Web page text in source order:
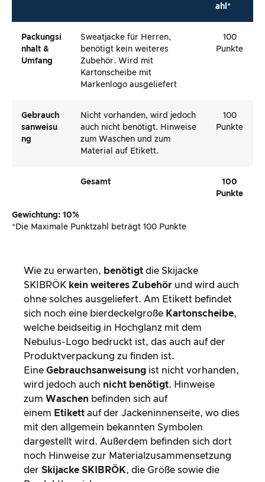
ahl*
Packungsi
Nhalt &
Umfang
Sweatjacke für Herren,
benötigt kein weiteres
Zubehör. Wird mit
Kartonscheibe mit
Markenlogo ausgeliefert
100
Punkte
Gebrauch
Sanweisu
Ng
Nicht vorhanden, wird jedoch
auch nicht benötigt. Hinweise
zum Waschen und zum
Material auf Etikett.
100
Punkte
Gesamt
100
Punkte
Gewichtung: 10%
*Die Maximale Punktzahl beträgt 100 Punkte
Wie zu erwarten, benötigt die Skijacke
SKIBRÖK kein weiteres Zubehör und wird auch
ohne solches ausgeliefert. Am Etikett befindet
sich noch eine bierdeckelgroße Kartonscheibe,
welche beidseitig in Hochglanz mit dem
Nebulus-Logo bedruckt ist, das auch auf der
Produktverpackung zu finden ist.
Eine Gebrauchsanweisung ist nicht vorhanden,
wird jedoch auch nicht benötigt. Hinweise
zum Waschen befinden sich auf
einem Etikett auf der Jackeninnenseite, wo dies
mit den allgemein bekannten Symbolen
dargestellt wird. Außerdem befinden sich dort
noch Hinweise zur Materialzusammensetzung
der Skijacke SKIBRÖK, die Größe sowie die